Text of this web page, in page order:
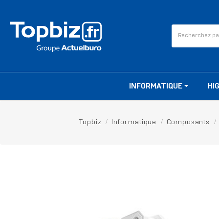
INFORMATIQUE
Topbiz Informatique Composants